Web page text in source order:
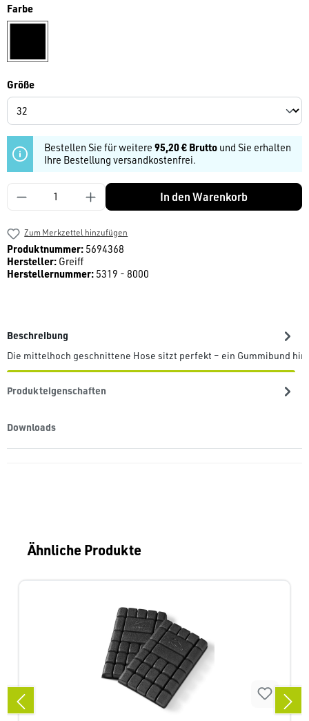
Farbeauswählen
Größeauswählen
Bestellen Sie für weitere 95,20 € Brutto und Sie erhalten
Ihre Bestellung versandkostenfrei.
Produkt Anzahl: Gib den gewünschten Wert
In den Warenkorb
Zum Merkzettel hinzufügen
Produktnummer: 5694368
Hersteller: Greiff
Herstellernummer: 5319 - 8000
Beschreibung
Die mittelhoch geschnittene Hose sitzt perfekt – ein Gummibund
Produkteigenschaften
Downloads
Produktgalerie überspringen
Ähnliche Produkte